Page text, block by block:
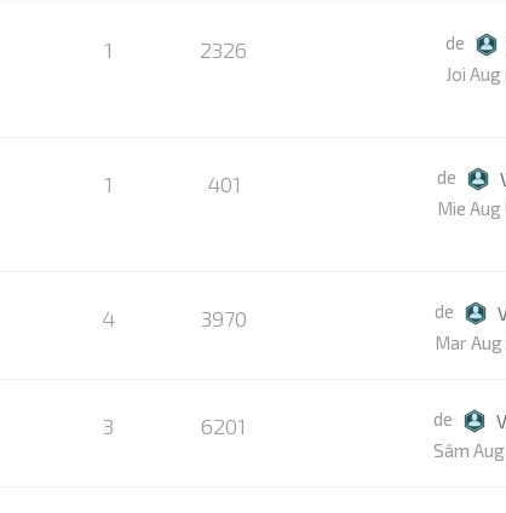
1 2326 de
Joi
1 401 de
Mie
4 3970 de
Mar
3 6201 de
Sâm